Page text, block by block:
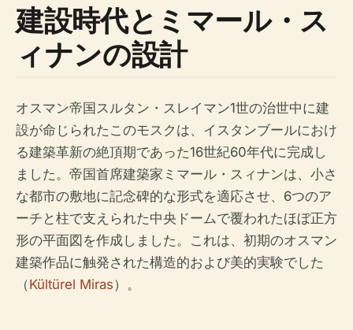
建設時代とミマール・ス
ィナンの設計
オスマン帝国スルタン・スレイマン1世の治世中に建
設が命じられたこのモスクは、イスタンブールにおけ
る建築革新の絶頂期であった16世紀60年代に完成し
ました。帝国首席建築家ミマール・スィナンは、小さ
な都市の敷地に記念碑的な形式を適応させ、6つのア
ーチと柱で支えられた中央ドームで覆われたほぼ正方
形の平面図を作成しました。これは、初期のオスマン
建築作品に触発された構造的および美的実験でした
（Kültürel Miras）。